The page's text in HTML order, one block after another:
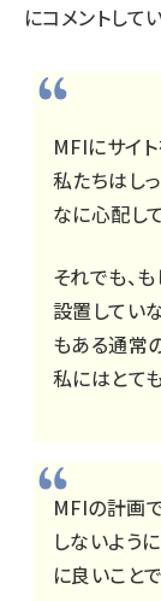
にコメントして
MFIにサイ
私たちはし
なに心配し
それでも、
設置してい
もある通常
私にはとて
MFIの計画
しないよう
に良いこと